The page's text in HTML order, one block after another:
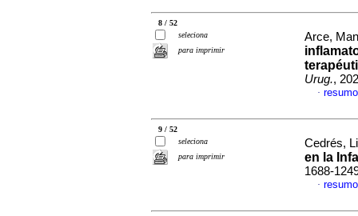
8 / 52
seleciona
para imprimir
Arce,
Urug.,
·
9 / 52
seleciona
para imprimir
Cedrés,
en la
1688-
·